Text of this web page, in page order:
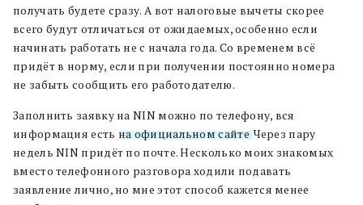
получать будете сразу. А вот налоговые вычеты скорее
всего будут отличаться от ожидаемых, особенно если
начинать работать не с начала года. Со временем всё
придёт в норму, если при получении постоянно номера
не забыть сообщить его работодателю.
Заполнить заявку на NIN можно по телефону, вся
информация есть на официальном сайте. Через пару
недель NIN придёт по почте. Несколько моих знакомых
вместо телефонного разговора ходили подавать
заявление лично, но мне этот способ кажется менее